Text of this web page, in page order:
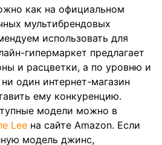
как на официальном
мультибрендовых
использовать для
гипермаркет предлагает
и расцветки, а по уровню и
один интернет-магазин
ему конкуренцию.
модели можно в
Lee на сайте Amazon. Если
модель джинс,